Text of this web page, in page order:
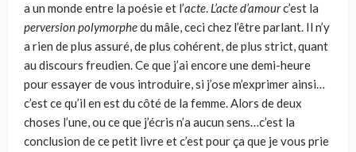
a un monde entre la poésie et l’acte. L’acte d’amourc’est la
perversion polymorphedu mâle, ceci chez l’être parlant. Il n’y
a rien de plus assuré, de plus cohérent, de plus strict, quant
au discours freudien. Ce que j’ai encore une demi-heure
pour essayer de vous introduire, si j’ose m’exprimer ainsi…
c’est ce qu’il en est du côté de la femme. Alors de deux
choses l’une, ou ce que j’écris n’a aucun sens…c’est la
conclusion de ce petit livre et c’est pour ça que je vous prie